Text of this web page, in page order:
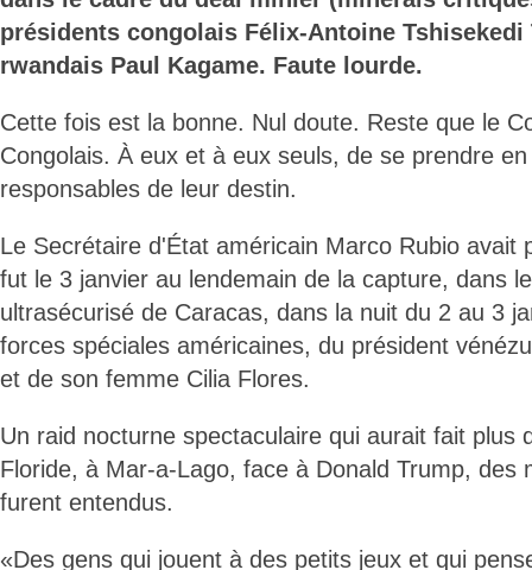
présidents congolais Félix-Antoine Tshisekedi
rwandais Paul Kagame. Faute lourde.
Cette fois est la bonne. Nul doute. Reste que le
Congolais. À eux et à eux seuls, de se prendre
responsables de leur destin.
Le Secrétaire d'État américain Marco Rubio avait
fut le 3 janvier au lendemain de la capture, dans
ultrasécurisé de Caracas, dans la nuit du 2 au 3
forces spéciales américaines, du président
et de son femme Cilia Flores.
Un raid nocturne spectaculaire qui aurait fait plus
Floride, à Mar-a-Lago, face à Donald Trump, des
furent entendus.
«Des gens qui jouent à des petits jeux et qui